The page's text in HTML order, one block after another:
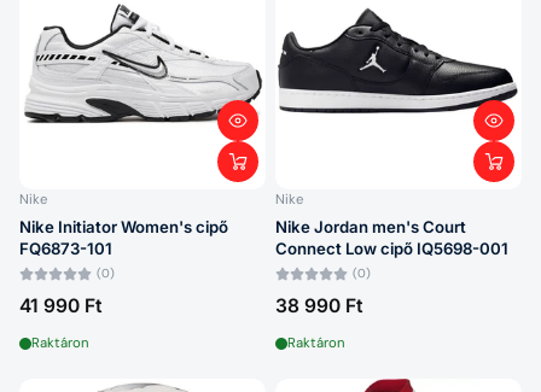
Nike
Nike Initiator Women's cipő
FQ6873-101
(0)
41 990 Ft
Raktáron
Nike
Nike Jordan men's Court
Connect Low cipő IQ5698-001
(0)
38 990 Ft
Raktáron